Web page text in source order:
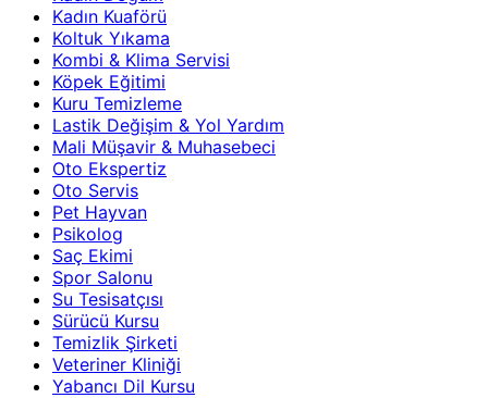
Kadın Kuaförü
Koltuk Yıkama
Kombi & Klima Servisi
Köpek Eğitimi
Kuru Temizleme
Lastik Değişim & Yol Yardım
Mali Müşavir & Muhasebeci
Oto Ekspertiz
Oto Servis
Pet Hayvan
Psikolog
Saç Ekimi
Spor Salonu
Su Tesisatçısı
Sürücü Kursu
Temizlik Şirketi
Veteriner Kliniği
Yabancı Dil Kursu